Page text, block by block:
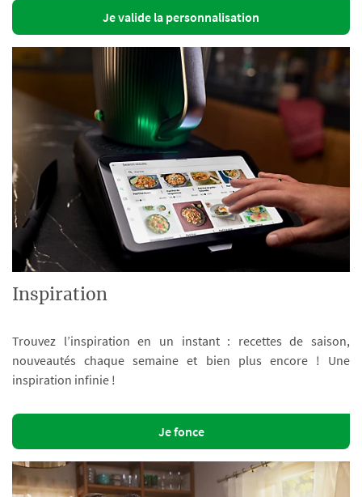
Je valide la personnalisation
Inspiration
Trouvez l’inspiration en un instant : recettes de saison,
nouveautés chaque semaine et bien plus encore ! Une
inspiration infinie !
Je fonce